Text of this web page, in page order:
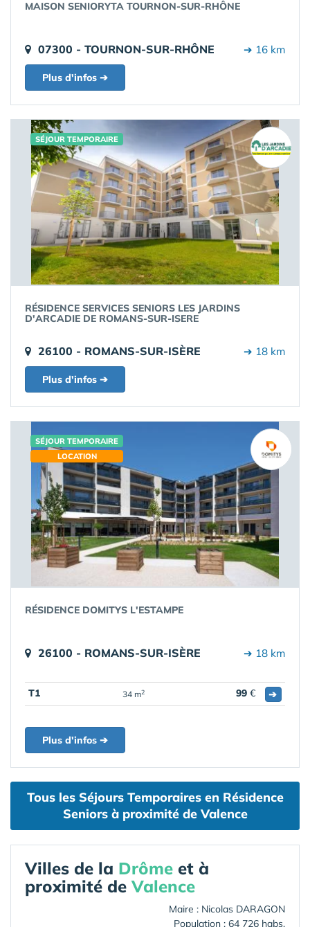
MAISON SENIORYTA TOURNON-SUR-RHÔNE
07300 - TOURNON-SUR-RHÔNE ➔ 16 km
Plus d'infos ➔
SÉJOUR TEMPORAIRE
RÉSIDENCE SERVICES SENIORS LES JARDINS
D'ARCADIE DE ROMANS-SUR-ISERE
26100 - ROMANS-SUR-ISÈRE ➔ 18 km
Plus d'infos ➔
SÉJOUR TEMPORAIRE
LOCATION
RÉSIDENCE DOMITYS L'ESTAMPE
26100 - ROMANS-SUR-ISÈRE ➔ 18 km
T1 34 m2 99 € ➔
Plus d'infos ➔
Tous les Séjours Temporaires en Résidence
Seniors à proximité de Valence
Villes de la Drôme et à
proximité deValence
Maire : Nicolas DARAGON
Population : 64 726 habs.